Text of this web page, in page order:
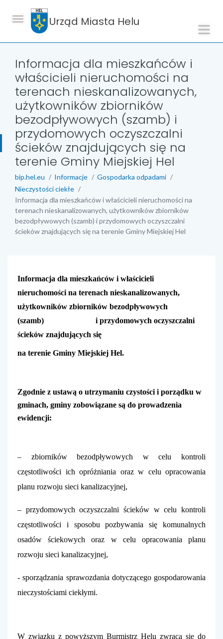
Urząd Miasta Helu
Informacja dla mieszkańców i
właścicieli nieruchomości na
terenach nieskanalizowanych,
użytkowników zbiorników
bezodpływowych (szamb) i
przydomowych oczyszczalni
ścieków znajdujących się na
terenie Gminy Miejskiej Hel
bip.hel.eu Informacje
Gospodarka odpadami
Nieczystości ciekłe
Informacja dla mieszkańców i właścicieli nieruchomości na
terenach nieskanalizowanych, użytkowników zbiorników
bezodpływowych (szamb) i przydomowych oczyszczalni
ścieków znajdujących się na terenie Gminy Miejskiej Hel
Informacja dla mieszkańców i właścicieli
nieruchomości na terenach nieskanalizowanych,
użytkowników zbiorników bezodpływowych
(szamb) i przydomowych oczyszczalni
ścieków znajdujących się
na terenie Gminy Miejskiej Hel.
Zgodnie z ustawą o utrzymaniu czystości i porządku w
gminach, gminy zobowiązane są do prowadzenia
ewidencji:
– zbiorników bezodpływowych w celu kontroli
częstotliwości ich opróżniania oraz w celu opracowania
planu rozwoju sieci kanalizacyjnej,
– przydomowych oczyszczalni ścieków w celu kontroli
częstotliwości i sposobu pozbywania się komunalnych
osadów ściekowych oraz w celu opracowania planu
rozwoju sieci kanalizacyjnej,
- sporządzania sprawozdania dotyczącego gospodarowania
nieczystościami ciekłymi.
W związku z powyższym Burmistrz Helu zwraca się do